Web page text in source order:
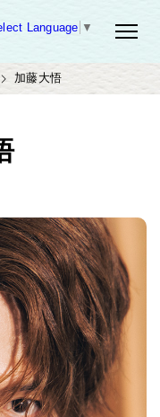
Language ▼
加藤大悟